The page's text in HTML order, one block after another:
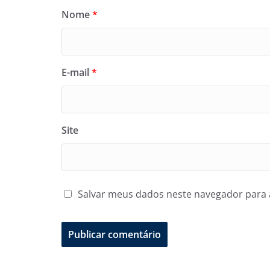
Nome*
E-mail*
Site
Salvar meus dados neste navegador